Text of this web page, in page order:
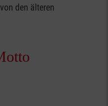
den älteren